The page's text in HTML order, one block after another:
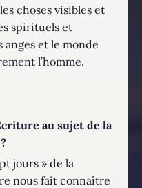
choses visibles et
spirituels et
anges et le monde
l’homme.
au sujet de la
jours » de la
nous fait connaître